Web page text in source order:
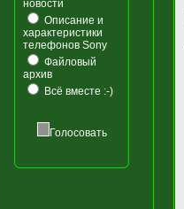
новости
Описание и
характеристики
телефонов Sony
Файловый
архив
Всё вместе :-)
Голосовать